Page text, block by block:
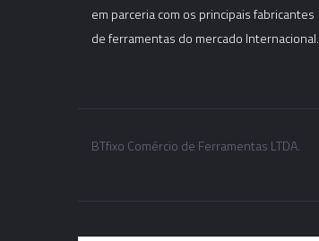
em parceria com os principais fabricantes
de ferramentas do mercado Internacional.
BTfixo Comércio de Ferramentas LTDA.